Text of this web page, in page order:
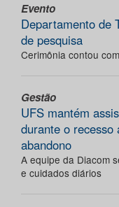
Evento
Departamento de
de pesquisa
Cerimônia contou
Gestão
UFS mantém
durante o recesso
abandono
A equipe da Diacom
e cuidados diários